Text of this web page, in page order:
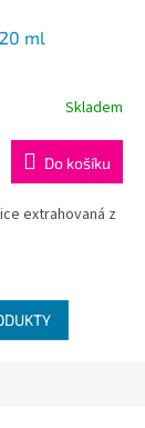
ml
Skladem
Do košíku
extrahovaná z